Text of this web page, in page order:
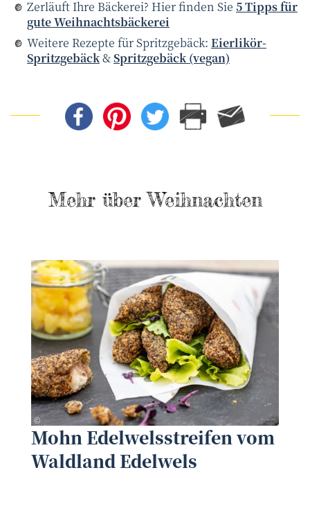
Zerläuft Ihre Bäckerei? Hier finden Sie 5 Tipps für
gute Weihnachtsbäckerei
Weitere Rezepte für Spritzgebäck: Eierlikör-
Spritzgebäck&Spritzgebäck (vegan)
Mehr über Weihnachten
©Waldland
Mohn Edelwelsstreifen vom
Waldland Edelwels